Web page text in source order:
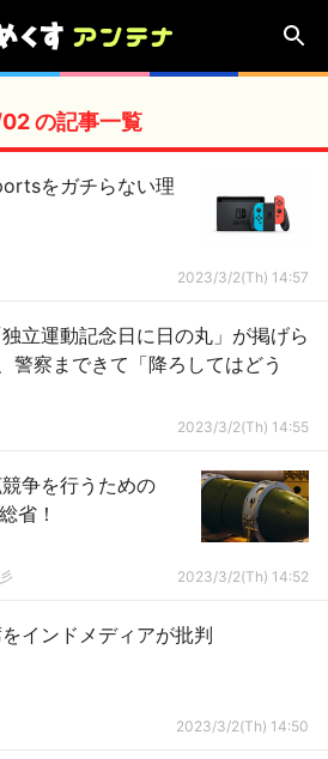
の記事一覧
をガチらない理
2023/3/2(Th) 14:57
立運動記念日に日の丸」が掲げら
察まできて「降ろしてはどう
2023/3/2(Th) 14:55
争を行うための
省！
2023/3/2(Th) 14:52
インドメディアが批判
2023/3/2(Th) 14:50